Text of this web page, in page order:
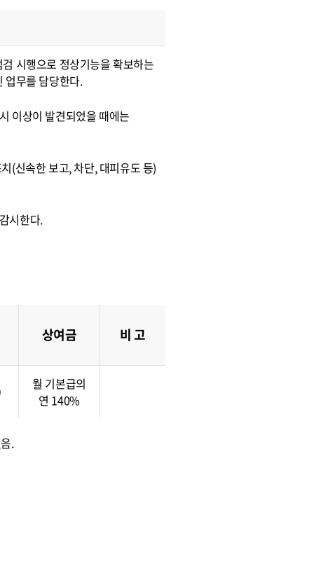
시행으로 정상기능을 확보하는
업무를 담당한다.
이상이 발견되었을 때에는
(신속한 보고, 차단, 대피유도 등)
시한다.
상여금 비 고
월 기본급의
연 140%
.